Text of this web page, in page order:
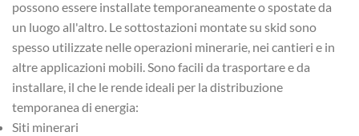
possono essere installate temporaneamente o spostate da
un luogo all'altro. Le sottostazioni montate su skid sono
spesso utilizzate nelle operazioni minerarie, nei cantieri e in
altre applicazioni mobili. Sono facili da trasportare e da
installare, il che le rende ideali per la distribuzione
temporanea di energia:
Siti minerari